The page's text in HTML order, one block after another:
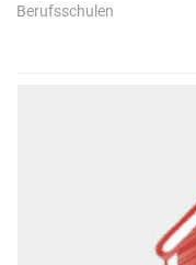
Berufsschulen